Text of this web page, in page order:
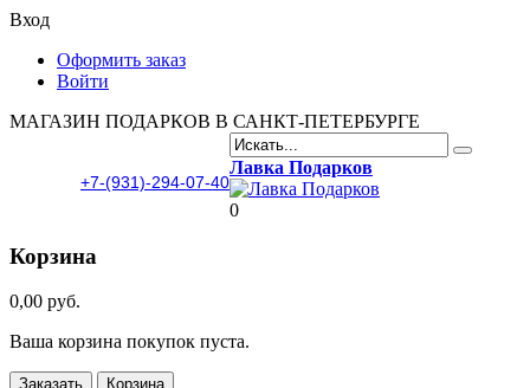
Вход
Оформить заказ
Войти
МАГАЗИН ПОДАРКОВ В САНКТ-ПЕТЕРБУРГЕ
+7-(931)-294-07-40
Лавка Подарков
0
Корзина
0,00 руб.
Ваша корзина покупок пуста.
Заказать Корзина